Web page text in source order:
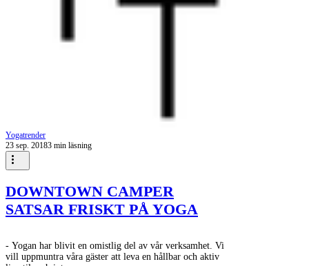
Yogatrender
23 sep. 20183 min läsning
DOWNTOWN CAMPER
SATSAR FRISKT PÅ YOGA
- Yogan har blivit en omistlig del av vår verksamhet. Vi
vill uppmuntra våra gäster att leva en hållbar och aktiv